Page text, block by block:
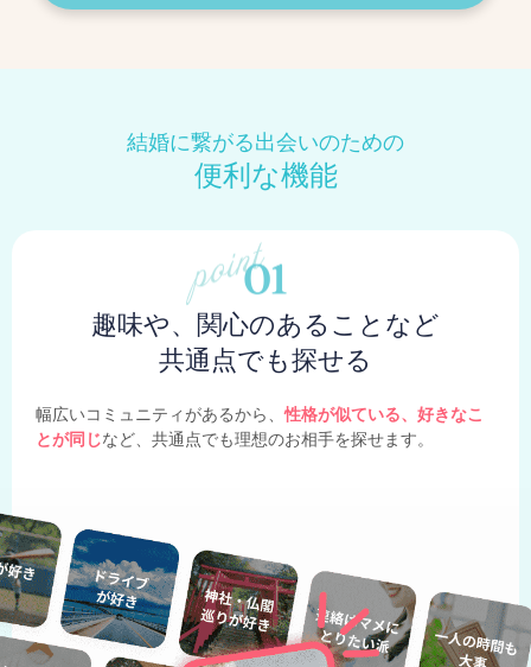
結婚に繋がる出会いのための
便利な機能
趣味や、関心のあることなど
共通点でも探せる
幅広いコミュニティがあるから、性格が似ている、好きなこ
とが同じなど、共通点でも理想のお相手を探せます。